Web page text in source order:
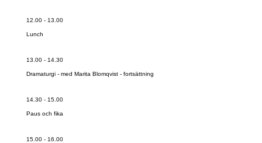
12.00 - 13.00
Lunch
13.00 - 14.30
Dramaturgi - med Marita Blomqvist - fortsättning
14.30 - 15.00
Paus och fika
15.00 - 16.00